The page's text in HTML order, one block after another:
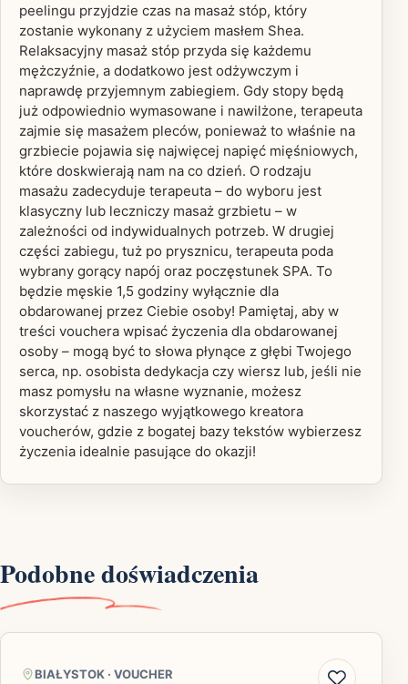
peelingu przyjdzie czas na masaż stóp, który
zostanie wykonany z użyciem masłem Shea.
Relaksacyjny masaż stóp przyda się każdemu
mężczyźnie, a dodatkowo jest odżywczym i
naprawdę przyjemnym zabiegiem. Gdy stopy będą
już odpowiednio wymasowane i nawilżone, terapeuta
zajmie się masażem pleców, ponieważ to właśnie na
grzbiecie pojawia się najwięcej napięć mięśniowych,
które doskwierają nam na co dzień. O rodzaju
masażu zadecyduje terapeuta – do wyboru jest
klasyczny lub leczniczy masaż grzbietu – w
zależności od indywidualnych potrzeb. W drugiej
części zabiegu, tuż po prysznicu, terapeuta poda
wybrany gorący napój oraz poczęstunek SPA. To
będzie męskie 1,5 godziny wyłącznie dla
obdarowanej przez Ciebie osoby! Pamiętaj, aby w
treści vouchera wpisać życzenia dla obdarowanej
osoby – mogą być to słowa płynące z głębi Twojego
serca, np. osobista dedykacja czy wiersz lub, jeśli nie
masz pomysłu na własne wyznanie, możesz
skorzystać z naszego wyjątkowego kreatora
voucherów, gdzie z bogatej bazy tekstów wybierzesz
życzenia idealnie pasujące do okazji!
Podobne doświadczenia
BIAŁYSTOK · VOUCHER